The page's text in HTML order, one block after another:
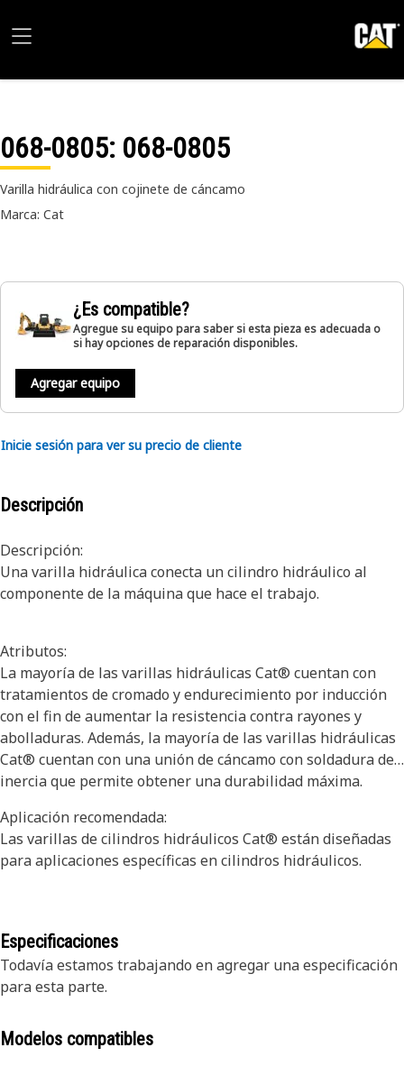
068-0805: 068-0805
Varilla hidráulica con cojinete de cáncamo
Marca: Cat
¿Es compatible?
Agregue su equipo para saber si esta pieza es adecuada o
si hay opciones de reparación disponibles.
Agregar equipo
Inicie sesión para ver su precio de cliente
Descripción
Descripción:
Una varilla hidráulica conecta un cilindro hidráulico al
componente de la máquina que hace el trabajo.
Atributos:
La mayoría de las varillas hidráulicas Cat® cuentan con
tratamientos de cromado y endurecimiento por inducción
con el fin de aumentar la resistencia contra rayones y
abolladuras. Además, la mayoría de las varillas hidráulicas
Cat® cuentan con una unión de cáncamo con soldadura de
inercia que permite obtener una durabilidad máxima.
Aplicación recomendada:
Las varillas de cilindros hidráulicos Cat® están diseñadas
para aplicaciones específicas en cilindros hidráulicos.
Especificaciones
Todavía estamos trabajando en agregar una especificación
para esta parte.
Modelos compatibles